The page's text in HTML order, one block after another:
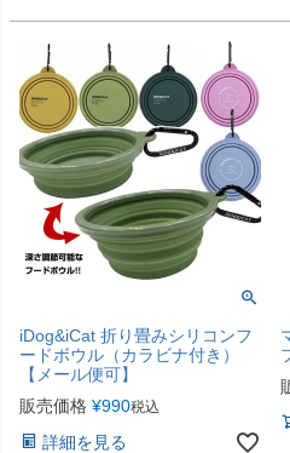
iDog&iCat 折り畳みシリコンフ
ードボウル（カラビナ付き）
【メール便可】
販売価格 ¥990税込
詳細を見る